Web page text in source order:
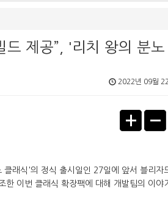
드 제공”, '리치 왕의 분
2022년 09월
래식'의 정식 출시일인 27일에 앞서 블리자
한 이번 클래식 확장팩에 대해 개발팀의 이야